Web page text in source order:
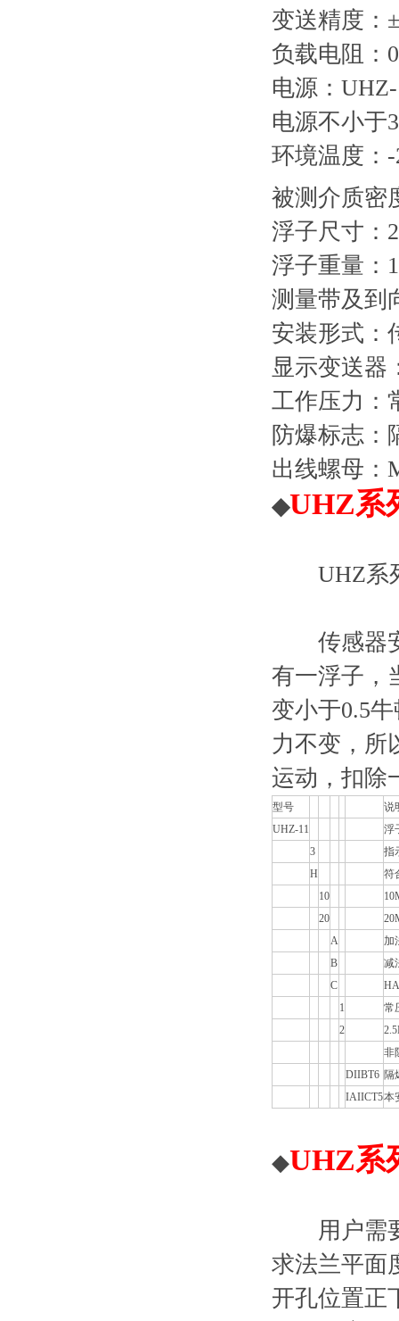
变送精度：
负载电阻：
电源：
电源不小于
环境温度：
被测介质密
浮子尺寸：
浮子重量：
测量带及到
安装形式：
显示变送器
工作压力：
防爆标志：
出线螺母：
◆UHZ系
UHZ系列
传感器安
有一浮子，
变小于0.5
力不变，所
运动，扣除
型号
说
UHZ-11
浮
3
指
H
符
10
20
A
加
B
减
C
1
常
2
非
DIIBT6 隔
IAIICT5本
◆UHZ系
用户需要
求法兰平面
开孔位置正